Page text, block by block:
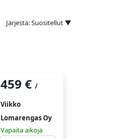
Järjestä: Suositellut ▼
459 €/
Viikko
Lomarengas Oy
Vapaita aikoja